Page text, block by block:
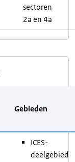
sectoren
2a en 4a
Gebieden
ICES-
deelgebied